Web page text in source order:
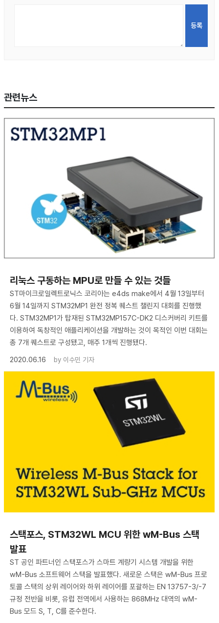
관련뉴스
리눅스 구동하는 MPU로 만들 수 있는 것들
ST마이크로일렉트로닉스 코리아는 e4ds make에서 4월 13일부터
6월 14일까지 STM32MP1 완전 정복 퀘스트 챌린지 대회를 진행했
다. STM32MP1가 탑재된 STM32MP157C-DK2 디스커버리 키트를
이용하여 독창적인 애플리케이션을 개발하는 것이 목적인 이번 대회는
총 7개 퀘스트로 구성됐고, 매주 1개씩 진행됐다.
2020.06.16
by 이수민 기자
스택포스, STM32WL MCU 위한 wM-Bus 스택
발표
ST 공인 파트너인 스택포스가 스마트 계량기 시스템 개발을 위한
wM-Bus 소프트웨어 스택을 발표했다. 새로운 스택은 wM-Bus 프로
토콜 스택의 상위 레이어와 하위 레이어를 포괄하는 EN 13757-3/-7
규정 전반을 비롯, 유럽 전역에서 사용하는 868MHz 대역의 wM-
Bus 모드 S, T, C를 준수한다.